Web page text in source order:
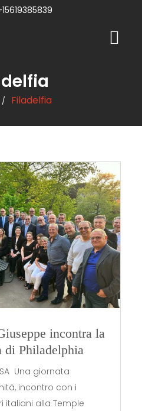
/ Filadelfia
incontra la
di Philadelphia
Una giornata
incontro con i
italiani alla Temple